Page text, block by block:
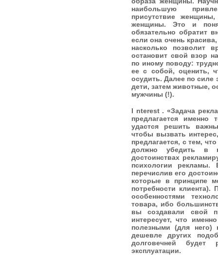
наибольшую
присутствие
женщины. Это и
обязательно обратит
если она очень
насколько позволит
остановит свой взор
по иному поводу:
ее с собой, оценить,
осудить. Далее по силе
дети, затем животные,
мужчины (!).
I nterest . «Задача
предлагается
удастся решить
чтобы вызвать
предлагается, с тем,
должно убедить в
достоинствах
психологии рекламы.
перечислив его
которые в принципе
потребности клиента).
особенностями
товара, ибо
вы создавали свой
интересует, что
полезными (для него)
дешевле других
долговечней будет
эксплуатации.